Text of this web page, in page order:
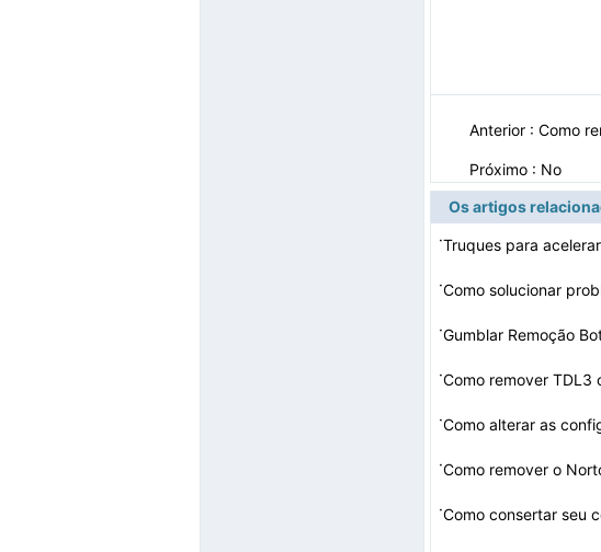
Anterior : Como
Próximo : No
Os artigos
·Truques para
·
·Gumblar Remoção
·Como remover TDL3
·Como alterar as
·Como remover o
·